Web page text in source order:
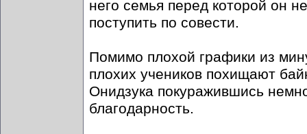
него семья перед которой он
поступить по совести.
Помимо плохой графики из
плохих учеников похищают
Онидзука покуражившись
благодарность.